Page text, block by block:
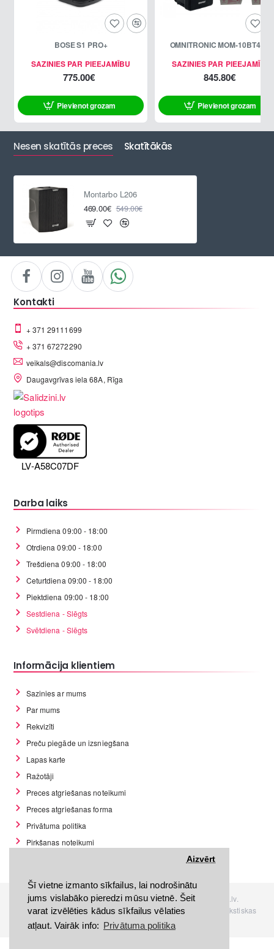
Šī vietne izmanto sīkfailus, lai nodrošinātu
jums vislabāko pieredzi mūsu vietnē. Šeit
varat izvēlēties kādus sīkfailus vēlaties
atļaut. Vairāk info: Privātuma politika
Aizvērt
SAZINIES PAR PIEEJAMĪBU
BOSE S1 PRO+
775.00€
Pievienot grozam
SAZINIES PAR PIEEJAMĪBU
OMNITRONIC MOM-10BT4 Set
845.80€
Pievienot grozam
Nesen skatītās preces Skatītākās
Montarbo L206
469.00€ 549.00€
Kontakti
+ 371 29111699
+ 371 67272290
veikals@discomania.lv
Daugavgrīvas iela 68A, Rīga
LV-A58C07DF
Darba laiks
Pirmdiena 09:00 - 18:00
Otrdiena 09:00 - 18:00
Trešdiena 09:00 - 18:00
Ceturtdiena 09:00 - 18:00
Piektdiena 09:00 - 18:00
Sestdiena - Slēgts
Svētdiena - Slēgts
Informācija klientiem
Sazinies ar mums
Par mums
Rekvizīti
Preču piegāde un izsniegšana
Lapas karte
Ražotāji
Preces atgriešanas noteikumi
Preces atgriešanas forma
Privātuma politika
Pirkšanas noteikumi
Visas tiesības rezervētas. Interneta veikals www.Discomania.lv.
Jebkuras Discomania.lv informācijas pārpublicēšana, bez rakstiskas
atļaujas, stingri aizliegta.